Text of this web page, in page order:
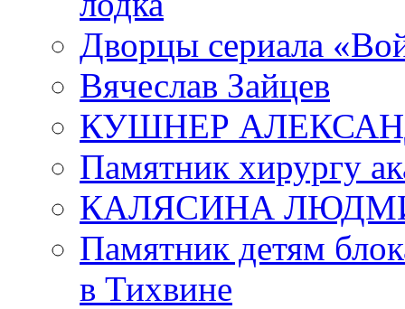
Дворцы сериала
Вячеслав Зайцев
КУШНЕР
Памятник хирургу
КАЛЯСИНА
Памятник детям
в Тихвине